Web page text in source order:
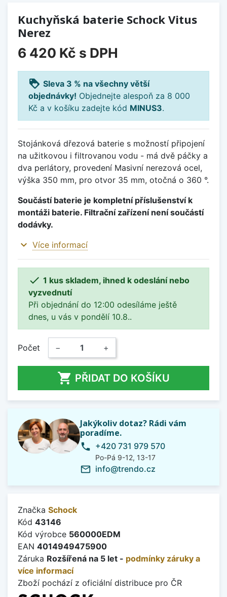
Kuchyňská baterie Schock Vitus
Nerez
6 420 Kč s DPH
loyalty Sleva 3 % na všechny větší
objednávky! Objednejte alespoň za 8 000
Kč a v košíku zadejte kód MINUS3.
Stojánková dřezová baterie s možností připojení
na užitkovou i filtrovanou vodu - má dvě páčky a
dva perlátory, provedení Masivní nerezová ocel,
výška 350 mm, pro otvor 35 mm, otočná o 360 °.
Součástí baterie je kompletní příslušenství k
montáži baterie. Filtrační zařízení není součástí
dodávky.
expand_more Více informací
 1 kus skladem, ihned k odeslání nebo
vyzvednutí
Při objednání do 12:00 odesíláme ještě
dnes, u vás v pondělí 10.8..
Počet − +
 PŘIDAT DO KOŠÍKU
Jakýkoliv dotaz? Rádi vám
poradíme.
phone +420 731 979 570
Po-Pá 9-12, 13-17
mail_outline info@trendo.cz
Značka Schock
Kód 43146
Kód výrobce 560000EDM
EAN 4014949475900
Záruka Rozšířená na 5 let - podmínky záruky a
více informací
Zboží pochází z oficiální distribuce pro ČR